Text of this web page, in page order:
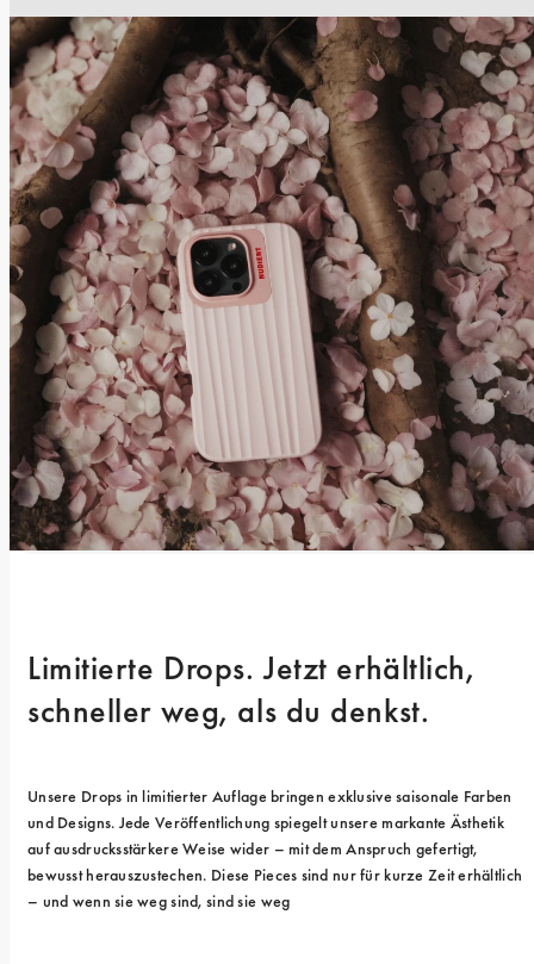
Limitierte Drops. Jetzt erhältlich,
schneller weg, als du denkst.
Unsere Drops in limitierter Auflage bringen exklusive saisonale Farben
und Designs. Jede Veröffentlichung spiegelt unsere markante Ästhetik
auf ausdrucksstärkere Weise wider – mit dem Anspruch gefertigt,
bewusst herauszustechen. Diese Pieces sind nur für kurze Zeit erhältlich
– und wenn sie weg sind, sind sie weg